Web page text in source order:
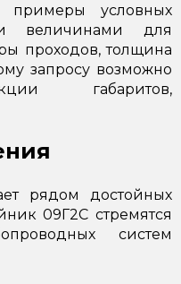
примеры условных
величинами для
проходов, толщина
запросу возможно
габаритов,
рядом достойных
09Г2С стремятся
систем